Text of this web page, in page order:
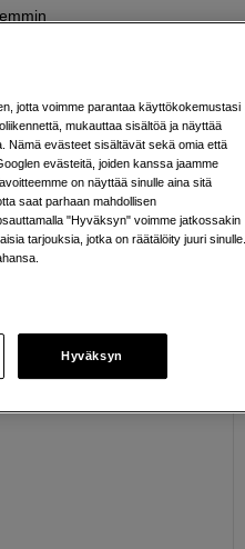
Näytä lisää
jotta voimme parantaa käyttökokemustasi
mukauttaa sisältöä ja näyttää
Nämä evästeet sisältävät sekä omia että
evästeitä, joiden kanssa jaamme
on näyttää sinulle aina sitä
saat parhaan mahdollisen
"Hyväksyn" voimme jatkossakin
tarjouksia, jotka on räätälöity juuri
Hyväksyn